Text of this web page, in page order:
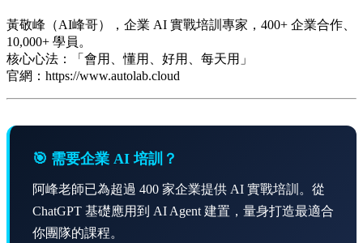
黃敬峰（AI峰哥），企業 AI 實戰培訓專家，400+ 企業合作、
10,000+ 學員。
核心心法：「會用、懂用、好用、每天用」
官網：https://www.autolab.cloud
🎯 需要企業 AI 培訓？
阿峰老師已為超過 400 家企業提供 AI 實戰培訓。從
ChatGPT 基礎應用到 AI Agent 建置，量身打造最適合
你團隊的課程。